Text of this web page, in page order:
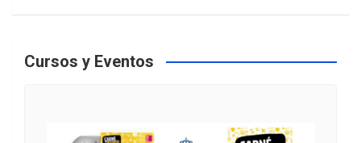
Cursos y Eventos